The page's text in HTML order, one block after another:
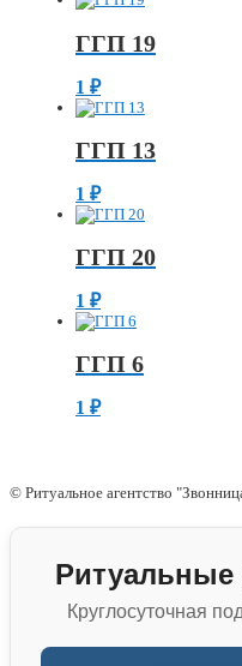
ГГП 19
1 ₽
ГГП 13
1 ₽
ГГП 20
1 ₽
ГГП 6
1 ₽
© Ритуальное агентство
Ритуальные
Круглосуточная